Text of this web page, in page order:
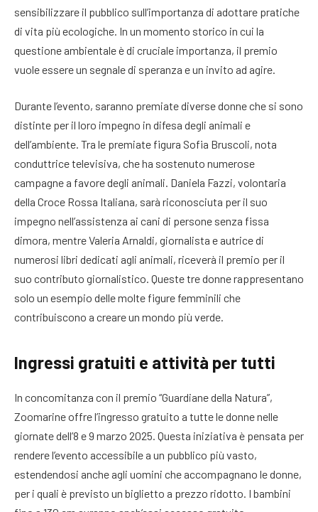
sensibilizzare il pubblico sull’importanza di adottare pratiche
di vita più ecologiche. In un momento storico in cui la
questione ambientale è di cruciale importanza, il premio
vuole essere un segnale di speranza e un invito ad agire.
Durante l’evento, saranno premiate diverse donne che si sono
distinte per il loro impegno in difesa degli animali e
dell’ambiente. Tra le premiate figura Sofia Bruscoli, nota
conduttrice televisiva, che ha sostenuto numerose
campagne a favore degli animali. Daniela Fazzi, volontaria
della Croce Rossa Italiana, sarà riconosciuta per il suo
impegno nell’assistenza ai cani di persone senza fissa
dimora, mentre Valeria Arnaldi, giornalista e autrice di
numerosi libri dedicati agli animali, riceverà il premio per il
suo contributo giornalistico. Queste tre donne rappresentano
solo un esempio delle molte figure femminili che
contribuiscono a creare un mondo più verde.
Ingressi gratuiti e attività per tutti
In concomitanza con il premio “Guardiane della Natura”,
Zoomarine offre l’ingresso gratuito a tutte le donne nelle
giornate dell’8 e 9 marzo 2025. Questa iniziativa è pensata per
rendere l’evento accessibile a un pubblico più vasto,
estendendosi anche agli uomini che accompagnano le donne,
per i quali è previsto un biglietto a prezzo ridotto. I bambini